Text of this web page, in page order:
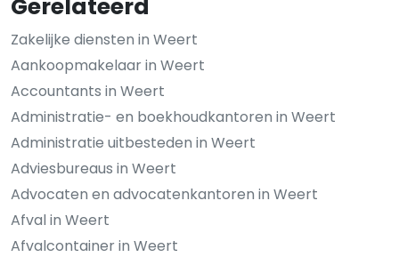
Gerelateerd
Zakelijke diensten in Weert
Aankoopmakelaar in Weert
Accountants in Weert
Administratie- en boekhoudkantoren in Weert
Administratie uitbesteden in Weert
Adviesbureaus in Weert
Advocaten en advocatenkantoren in Weert
Afval in Weert
Afvalcontainer in Weert